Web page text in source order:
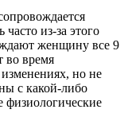
из-за этого
женщину все 9
во время
но не
с какой-либо
физиологические